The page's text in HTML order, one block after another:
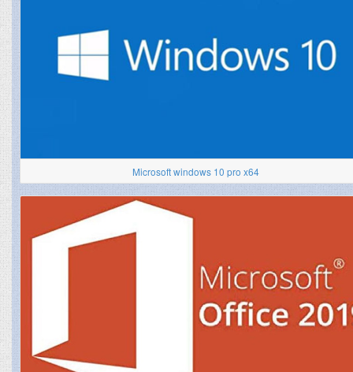
Microsoft windows 10 pro x64